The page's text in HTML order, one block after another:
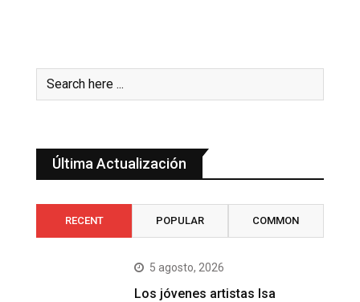
Última Actualización
RECENT POPULAR COMMON
5 agosto, 2026
Los jóvenes artistas Isa